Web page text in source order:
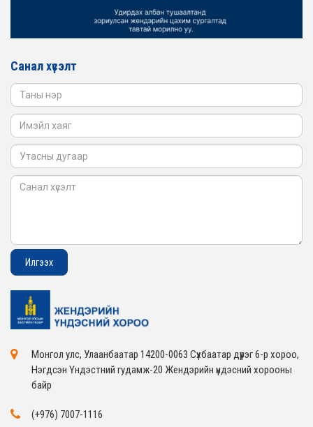
Санал хүсэлт
Монгол улс, Улаанбаатар 14200-0063 Сүхбаатар дүүрэг 6-р хороо,
Нэгдсэн Үндэстний гудамж-20 Жендэрийн үндэсний хорооны
байр
(+976) 7007-1116